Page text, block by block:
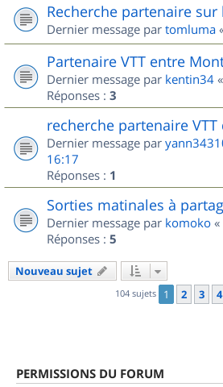
Recherche partenaire
Dernier message par tomluma
Partenaire VTT entre
Dernier message par kentin34 «
Réponses : 3
recherche partenaire
Dernier message par
16:17
Réponses : 1
Sorties matinales à
Dernier message par komoko «
Réponses : 5
Nouveau sujet
104 sujets 1 2 3 4
PERMISSIONS DU FORUM